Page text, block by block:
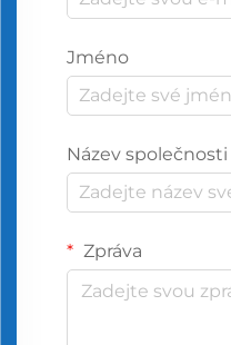
Jméno
Název společnosti
Zpráva